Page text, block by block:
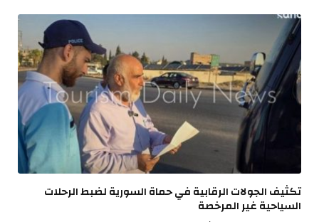
تكثيف الجولات الرقابية في حماة السورية لضبط الرحلات
السياحية غير ‏المرخصة